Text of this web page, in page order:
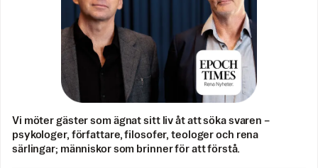
Vi möter gäster som ägnat sitt liv åt att söka svaren –
psykologer, författare, filosofer, teologer och rena
särlingar; människor som brinner för att förstå.